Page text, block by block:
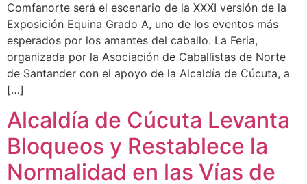
Comfanorte será el escenario de la XXXI versión de la
Exposición Equina Grado A, uno de los eventos más
esperados por los amantes del caballo. La Feria,
organizada por la Asociación de Caballistas de Norte
de Santander con el apoyo de la Alcaldía de Cúcuta, a
[…]
Alcaldía de Cúcuta Levanta
Bloqueos y Restablece la
Normalidad en las Vías de